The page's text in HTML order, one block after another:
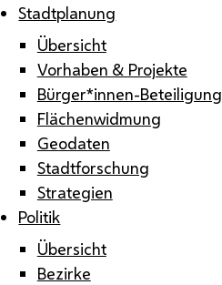
Stadtplanung
Übersicht
Vorhaben & Projekte
Bürger*innen-Beteiligung
Flächenwidmung
Geodaten
Stadtforschung
Strategien
Politik
Übersicht
Bezirke